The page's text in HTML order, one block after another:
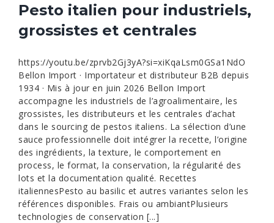
Pesto italien pour industriels,
grossistes et centrales
https://youtu.be/zprvb2Gj3yA?si=xiKqaLsm0GSa1NdO
Bellon Import · Importateur et distributeur B2B depuis
1934 · Mis à jour en juin 2026 Bellon Import
accompagne les industriels de l’agroalimentaire, les
grossistes, les distributeurs et les centrales d’achat
dans le sourcing de pestos italiens. La sélection d’une
sauce professionnelle doit intégrer la recette, l’origine
des ingrédients, la texture, le comportement en
process, le format, la conservation, la régularité des
lots et la documentation qualité. Recettes
italiennesPesto au basilic et autres variantes selon les
références disponibles. Frais ou ambiantPlusieurs
technologies de conservation [...]